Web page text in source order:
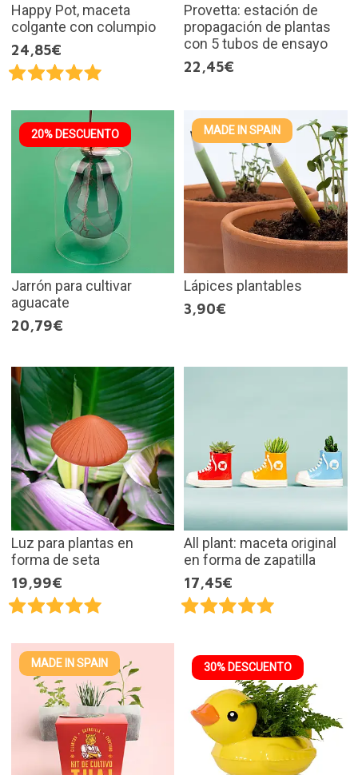
Happy Pot, maceta
colgante con columpio
24,85€
Provetta: estación de
propagación de plantas
con 5 tubos de ensayo
22,45€
20% DESCUENTO
Jarrón para cultivar
aguacate
20,79€
MADE IN SPAIN
Lápices plantables
3,90€
Luz para plantas en
forma de seta
19,99€
All plant: maceta original
en forma de zapatilla
17,45€
MADE IN SPAIN 30% DESCUENTO